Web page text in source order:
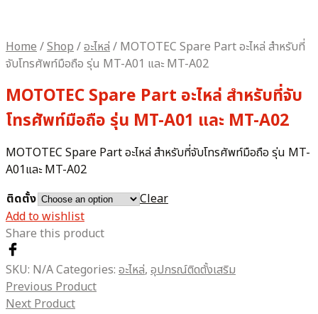
Home/Shop/อะไหล่/ MOTOTEC Spare Part อะไหล่ สำหรับที่
จับโทรศัพท์มือถือ รุ่น MT-A01 และ MT-A02
MOTOTEC Spare Part อะไหล่ สำหรับที่จับ
โทรศัพท์มือถือ รุ่น MT-A01 และ MT-A02
MOTOTEC Spare Part อะไหล่ สำหรับที่จับโทรศัพท์มือถือ รุ่น MT-
A01และ MT-A02
ติดตั้ง
Clear
Add to wishlist
Share this product
SKU: N/ACategories: อะไหล่, อุปกรณ์ติดตั้งเสริม
Previous Product
Next Product